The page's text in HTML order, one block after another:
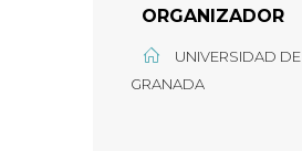
ORGANIZADOR
UNIVERSIDAD DE
GRANADA